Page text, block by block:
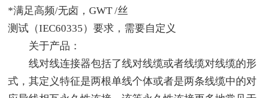
*满足高频/无卤，GWT /丝
测试（IEC60335）要求，需要自定义
关于产品：
线对线连接器包括了线对线缆或者线缆对线缆的形
式，其定义特征是两根单线个体或者是两条线缆中的对